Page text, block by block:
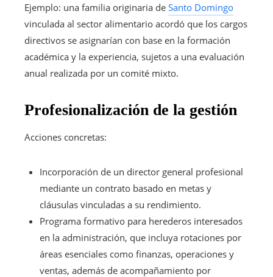
Ejemplo: una familia originaria de Santo Domingo
vinculada al sector alimentario acordó que los cargos
directivos se asignarían con base en la formación
académica y la experiencia, sujetos a una evaluación
anual realizada por un comité mixto.
Profesionalización de la gestión
Acciones concretas:
Incorporación de un director general profesional
mediante un contrato basado en metas y
cláusulas vinculadas a su rendimiento.
Programa formativo para herederos interesados
en la administración, que incluya rotaciones por
áreas esenciales como finanzas, operaciones y
ventas, además de acompañamiento por